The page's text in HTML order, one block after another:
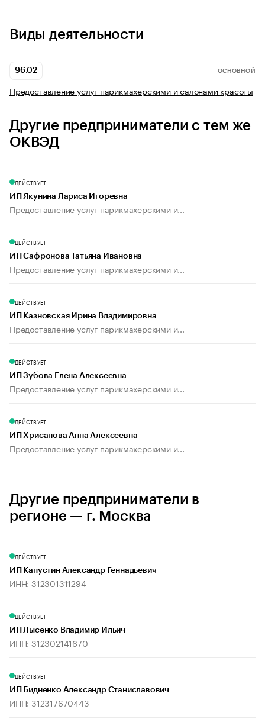
Виды деятельности
96.02 ОСНОВНОЙ
Предоставление услуг парикмахерскими и салонами красоты
Другие предприниматели с тем же
ОКВЭД
ДЕЙСТВУЕТ
ИП Якунина Лариса Игоревна
Предоставление услуг парикмахерскими и...
ДЕЙСТВУЕТ
ИП Сафронова Татьяна Ивановна
Предоставление услуг парикмахерскими и...
ДЕЙСТВУЕТ
ИП Казновская Ирина Владимировна
Предоставление услуг парикмахерскими и...
ДЕЙСТВУЕТ
ИП Зубова Елена Алексеевна
Предоставление услуг парикмахерскими и...
ДЕЙСТВУЕТ
ИП Хрисанова Анна Алексеевна
Предоставление услуг парикмахерскими и...
Другие предприниматели в
регионе — г. Москва
ДЕЙСТВУЕТ
ИП Капустин Александр Геннадьевич
ИНН: 312301311294
ДЕЙСТВУЕТ
ИП Лысенко Владимир Ильич
ИНН: 312302141670
ДЕЙСТВУЕТ
ИП Бидненко Александр Станиславович
ИНН: 312317670443